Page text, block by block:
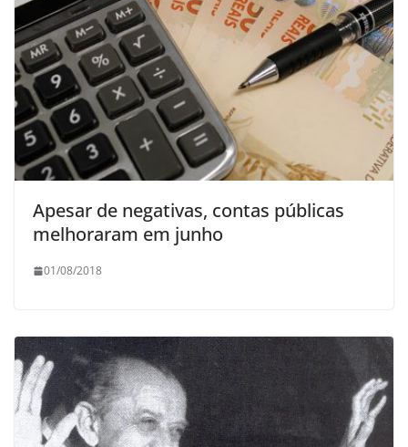
Apesar de negativas, contas públicas
melhoraram em junho
01/08/2018